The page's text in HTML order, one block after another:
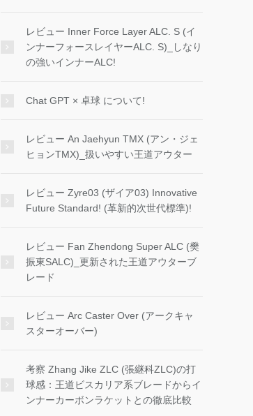
レビュー Inner Force Layer ALC. S (イ
ンナーフォースレイヤーALC. S)_しなり
の強いインナーALC!
Chat GPT × 卓球 について!
レビュー An Jaehyun TMX (アン・ジェ
ヒョンTMX)_扱いやすい王道アウター
レビュー Zyre03 (ザイア03) Innovative
Future Standard! (革新的次世代標準)!
レビュー Fan Zhendong Super ALC (樊
振東SALC)_更新された王道アウターブ
レード
レビュー Arc Caster Over (アークキャ
スターオーバー)
考察 Zhang Jike ZLC (張継科ZLC)の打
球感：王道ビスカリア系ブレードからイ
ンナーカーボンラケットとの徹底比較